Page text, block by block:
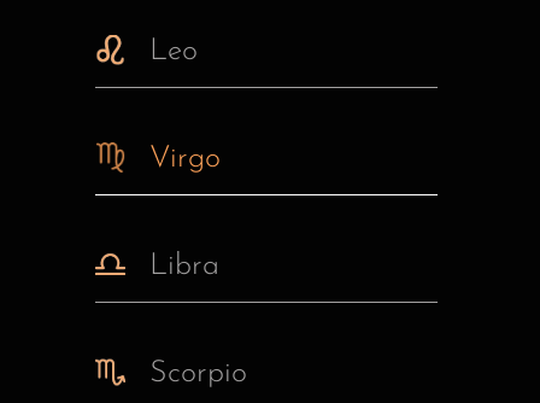
Leo
Virgo
Libra
Scorpio